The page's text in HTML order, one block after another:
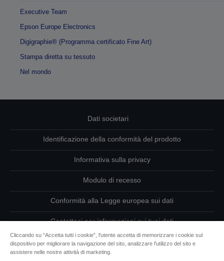
Executive Team
Epson Europe Electronics
Digigraphie® (Programma certificato Fine Art)
Stampa diretta su tessuto
Nel mondo
Dati societari
Identificazione della conformità del prodotto
Informativa sulla privacy
Modulo di recesso
Conformità alla Legge europea sui dati
Contattaci per informazioni sui tuoi dati
Informazioni sui cookie
Cliccando su “Accetta tutti i cookie”, l'utente accetta di memorizzare i cookie sul
dispositivo per migliorare la navigazione del sito, analizzare l'utilizzo del sito e
assistere nelle nostre attività di marketing.